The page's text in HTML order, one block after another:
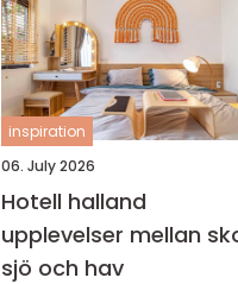
inspiration
06. July 2026
Hotell halland
upplevelser mellan
sjö och hav